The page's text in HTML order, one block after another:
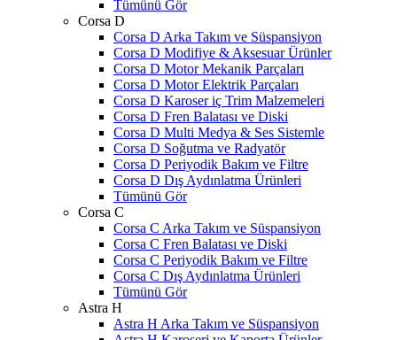
Tümünü Gör
Corsa D
Corsa D Arka Takım ve Süspansiyon
Corsa D Modifiye & Aksesuar Ürünler
Corsa D Motor Mekanik Parçaları
Corsa D Motor Elektrik Parçaları
Corsa D Karoser iç Trim Malzemeleri
Corsa D Fren Balatası ve Diski
Corsa D Multi Medya & Ses Sistemle
Corsa D Soğutma ve Radyatör
Corsa D Periyodik Bakım ve Filtre
Corsa D Dış Aydınlatma Ürünleri
Tümünü Gör
Corsa C
Corsa C Arka Takım ve Süspansiyon
Corsa C Fren Balatası ve Diski
Corsa C Periyodik Bakım ve Filtre
Corsa C Dış Aydınlatma Ürünleri
Tümünü Gör
Astra H
Astra H Arka Takım ve Süspansiyon